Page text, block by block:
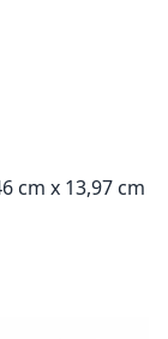
cm x 13,97 cm
ao carrinho